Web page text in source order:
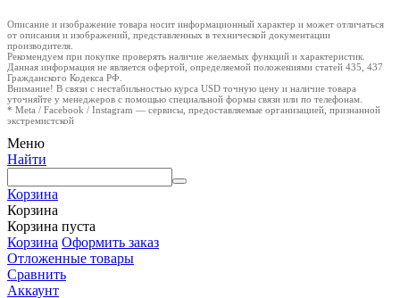
Описание и изображение товара носит информационный характер и может отличаться
от описания и изображений, представленных в технической документации
производителя.
Рекомендуем при покупке проверять наличие желаемых функций и характеристик.
Данная информация не является офертой, определяемой положениями статей 435, 437
Гражданского Кодекса РФ.
Внимание! В связи с нестабильностью курса USD точную цену и наличие товара
уточняйте у менеджеров с помощью специальной формы связи или по телефонам.
* Meta / Facebook / Instagram — сервисы, предоставляемые организацией, признанной
экстремистской
Меню
Найти
Корзина
Корзина
Корзина пуста
Корзина Оформить заказ
Отложенные товары
Сравнить
Аккаунт